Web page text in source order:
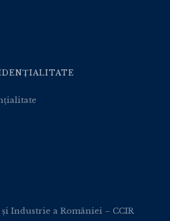
Industrie a României – CCIR